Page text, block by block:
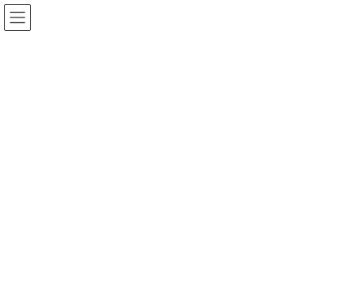
コ
ン
ナ
ビ